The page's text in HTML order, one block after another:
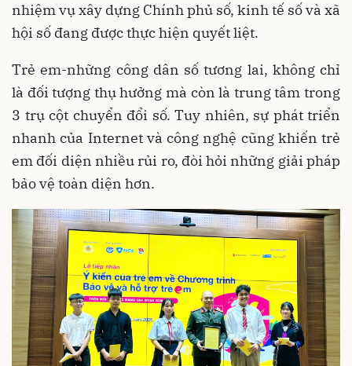
nhiệm vụ xây dựng Chính phủ số, kinh tế số và xã
hội số đang được thực hiện quyết liệt.
Trẻ em-những công dân số tương lai, không chỉ
là đối tượng thụ hưởng mà còn là trung tâm trong
3 trụ cột chuyển đổi số. Tuy nhiên, sự phát triển
nhanh của Internet và công nghệ cũng khiến trẻ
em đối diện nhiều rủi ro, đòi hỏi những giải pháp
bảo vệ toàn diện hơn.